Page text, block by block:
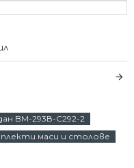
BM-293В-С292-2
маси и столове